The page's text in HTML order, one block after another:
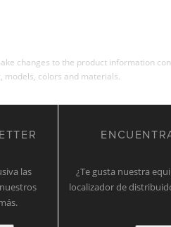
changes to the product information
models, colors and materials.
las
¿Te gusta nuestra
localizador de